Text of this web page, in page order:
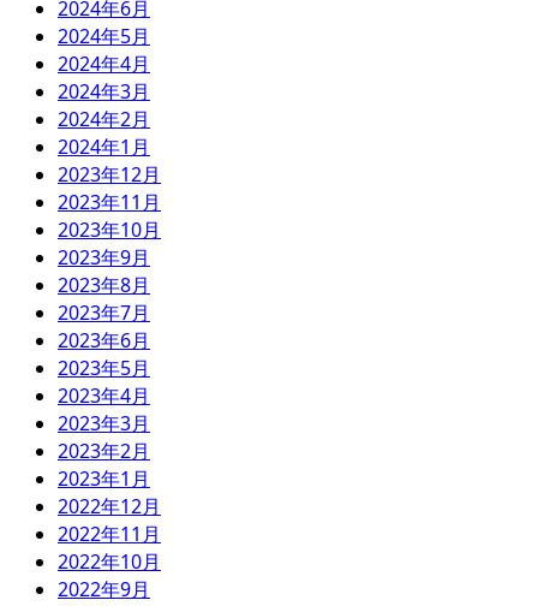
2024年6月
2024年5月
2024年4月
2024年3月
2024年2月
2024年1月
2023年12月
2023年11月
2023年10月
2023年9月
2023年8月
2023年7月
2023年6月
2023年5月
2023年4月
2023年3月
2023年2月
2023年1月
2022年12月
2022年11月
2022年10月
2022年9月